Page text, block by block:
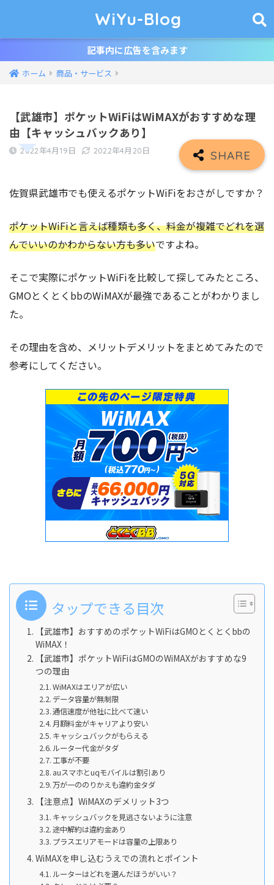
WiYu-Blog
記事内に広告を含みます
ホーム 商品・サービス
【武雄市】ポケットWiFiはWiMAXがおすすめな理
由【キャッシュバックあり】
2022年4月19日 2022年4月20日
佐賀県武雄市でも使えるポケットWiFiをおさがしですか？
ポケットWiFiと言えば種類も多く、料金が複雑でどれを選
んでいいのかわからない方も多いですよね。
そこで実際にポケットWiFiを比較して探してみたところ、
GMOとくとくbbのWiMAXが最強であることがわかりまし
た。
その理由を含め、メリットデメリットをまとめてみたので
参考にしてください。
タップできる目次
【武雄市】おすすめのポケットWiFiはGMOとくとくbbの
WiMAX！
【武雄市】ポケットWiFiはGMOのWiMAXがおすすめな9
つの理由
WiMAXはエリアが広い
データ容量が無制限
通信速度が他社に比べて速い
月額料金がキャリアより安い
キャッシュバックがもらえる
ルーター代金がタダ
工事が不要
auスマホとuqモバイルは割引あり
万が一ののりかえも違約金タダ
【注意点】WiMAXのデメリット3つ
キャッシュバックを見逃さないように注意
途中解約は違約金あり
プラスエリアモードは容量の上限あり
WiMAXを申し込むうえでの流れとポイント
ルーターはどれを選んだほうがいい？